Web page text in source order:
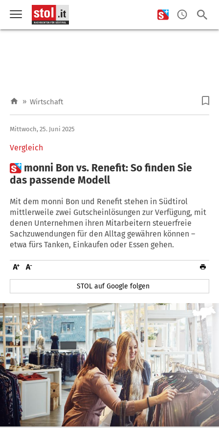
» Wirtschaft
Vergleich
Mittwoch, 25. Juni 2025
 monni Bon vs. Renefit: So finden Sie
das passende Modell
Mit dem monni Bon und Renefit stehen in Südtirol
mittlerweile zwei Gutscheinlösungen zur Verfügung, mit
denen Unternehmen ihren Mitarbeitern steuerfreie
Sachzuwendungen für den Alltag gewähren können –
etwa fürs Tanken, Einkaufen oder Essen gehen.
STOL auf Google folgen